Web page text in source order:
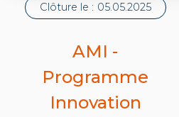
Clôture le : 05.05.2025
AMI -
Programme
Innovation